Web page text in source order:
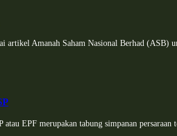
artikel Amanah Saham Nasional Berhad (ASB)
atau EPF merupakan tabung simpanan persaraan